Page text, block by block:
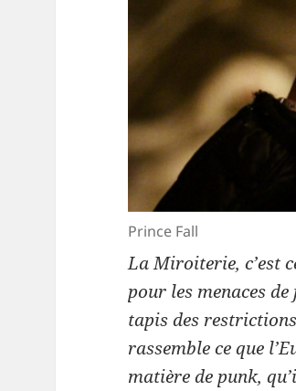
Prince Fall
La Miroi­terie, c’est
pour les men­aces
tapis des
rassem­ble ce que
matière de punk,